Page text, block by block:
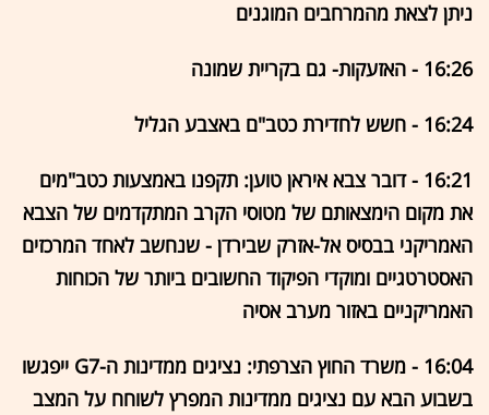
ניתן לצאת מהמרחבים המוגנים
16:26 - האזעקות- גם בקריית שמונה
16:24 - חשש לחדירת כטב"ם באצבע הגליל
16:21 - דובר צבא איראן טוען: תקפנו באמצעות כטב"מים
את מקום הימצאותם של מטוסי הקרב המתקדמים של הצבא
האמריקני בבסיס אל-אזרק שבירדן - שנחשב לאחד המרכזים
האסטרטגיים ומוקדי הפיקוד החשובים ביותר של הכוחות
האמריקניים באזור מערב אסיה
16:04 - משרד החוץ הצרפתי: נציגים ממדינות ה-G7 ייפגשו
בשבוע הבא עם נציגים ממדינות המפרץ לשוחח על המצב